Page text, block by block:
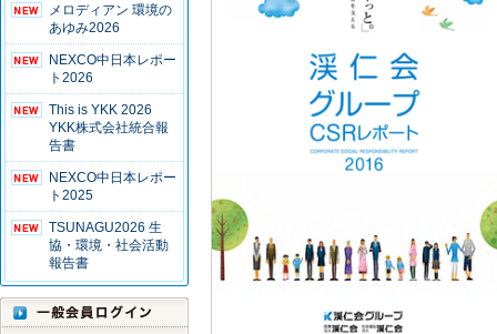
メロディアン 環境の
あゆみ2026
NEXCO中日本レポー
ト2026
This is YKK 2026
YKK株式会社統合報
告書
NEXCO中日本レポー
ト2025
TSUNAGU2026 生
協・環境・社会活動
報告書